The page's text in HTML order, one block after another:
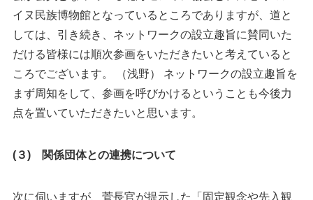
イヌ民族博物館となっているところでありますが、道と
しては、引き続き、ネットワークの設立趣旨に賛同いた
だける皆様には順次参画をいただきたいと考えていると
ころでございます。 （浅野） ネットワークの設立趣旨を
まず周知をして、参画を呼びかけるということも今後力
点を置いていただきたいと思います。
(３) 関係団体との連携について
次に伺いますが、菅長官が提示した「固定観念や先入観